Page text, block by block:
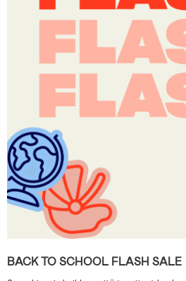
BACK TO SCHOOL FLASH SALE